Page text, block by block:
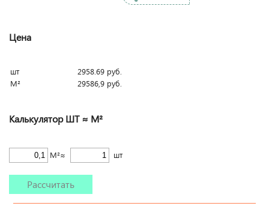
Цена
шт 2958.69 руб.
М²
29586,9 руб.
Калькулятор ШТ ≈ М²
М²≈ шт
Рассчитать